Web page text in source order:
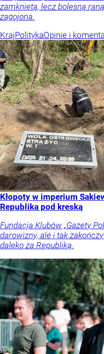
zamkniętą, lecz bolesną
zagojona.
KrajPolitykaOpinie i
Kłopoty w imperium
Republika pod kreską
Fundacja Klubów „Gazety
darowizny, ale i tak
daleko za Republiką.